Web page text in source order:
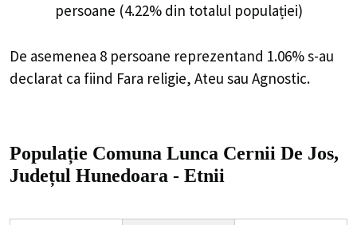
persoane (4.22% din totalul populației)
De asemenea 8 persoane reprezentand 1.06% s-au
declarat ca fiind Fara religie, Ateu sau Agnostic.
Populație Comuna Lunca Cernii De Jos,
Județul Hunedoara - Etnii